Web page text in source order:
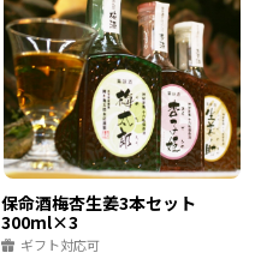
保命酒梅杏生姜3本セット
300ml×3
ギフト対応可